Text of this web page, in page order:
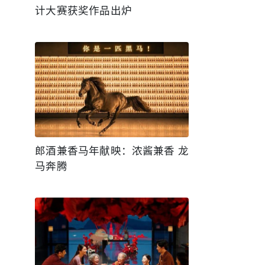
计大赛获奖作品出炉
郎酒兼香马年献映：浓酱兼香 龙
马奔腾